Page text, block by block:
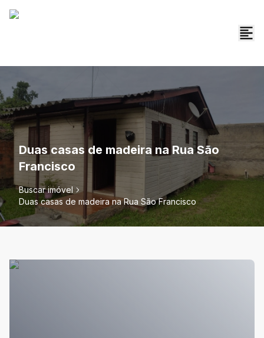
Duas casas de madeira na Rua São
Francisco
Buscar imóvel
Duas casas de madeira na Rua São Francisco